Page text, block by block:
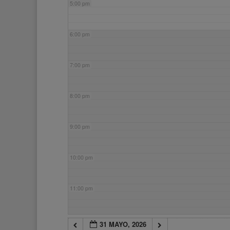
5:00 pm
6:00 pm
7:00 pm
8:00 pm
9:00 pm
10:00 pm
11:00 pm
31 MAYO, 2026